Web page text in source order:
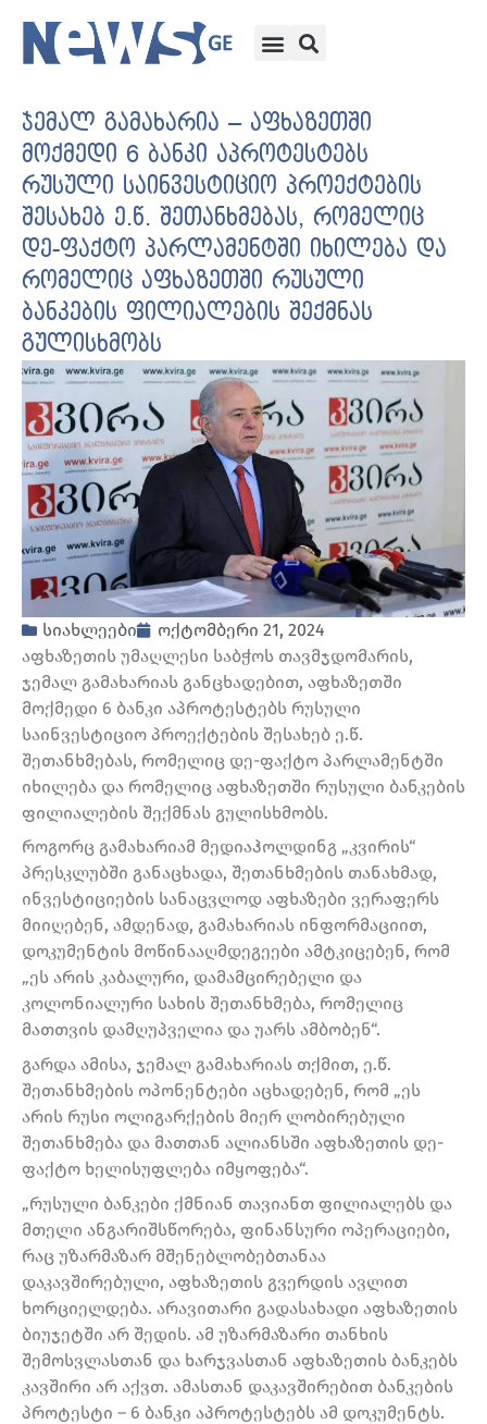
ჯემალ გამახარია – აფხაზეთში
მოქმედი 6 ბანკი აპროტესტებს
რუსული საინვესტიციო პროექტების
შესახებ ე.წ. შეთანხმებას, რომელიც
დე-ფაქტო პარლამენტში იხილება და
რომელიც აფხაზეთში რუსული
ბანკების ფილიალების შექმნას
გულისხმობს
სიახლეები
ოქტომბერი 21, 2024
აფხაზეთის უმაღლესი საბჭოს თავმჯდომარის,
ჯემალ გამახარიას განცხადებით, აფხაზეთში
მოქმედი 6 ბანკი აპროტესტებს რუსული
საინვესტიციო პროექტების შესახებ ე.წ.
შეთანხმებას, რომელიც დე-ფაქტო პარლამენტში
იხილება და რომელიც აფხაზეთში რუსული ბანკების
ფილიალების შექმნას გულისხმობს.
როგორც გამახარიამ მედიაჰოლდინგ „კვირის“
პრესკლუბში განაცხადა, შეთანხმების თანახმად,
ინვესტიციების სანაცვლოდ აფხაზები ვერაფერს
მიიღებენ, ამდენად, გამახარიას ინფორმაციით,
დოკუმენტის მოწინააღმდეგეები ამტკიცებენ, რომ
„ეს არის კაბალური, დამამცირებელი და
კოლონიალური სახის შეთანხმება, რომელიც
მათთვის დამღუპველია და უარს ამბობენ“.
გარდა ამისა, ჯემალ გამახარიას თქმით, ე.წ.
შეთანხმების ოპონენტები აცხადებენ, რომ „ეს
არის რუსი ოლიგარქების მიერ ლობირებული
შეთანხმება და მათთან ალიანსში აფხაზეთის დე-
ფაქტო ხელისუფლება იმყოფება“.
„რუსული ბანკები ქმნიან თავიანთ ფილიალებს და
მთელი ანგარიშსწორება, ფინანსური ოპერაციები,
რაც უზარმაზარ მშენებლობებთანაა
დაკავშირებული, აფხაზეთის გვერდის ავლით
ხორციელდება. არავითარი გადასახადი აფხაზეთის
ბიუჯეტში არ შედის. ამ უზარმაზარი თანხის
შემოსვლასთან და ხარჯვასთან აფხაზეთის ბანკებს
კავშირი არ აქვთ. ამასთან დაკავშირებით ბანკების
პროტესტი – 6 ბანკი აპროტესტებს ამ დოკუმენტს.